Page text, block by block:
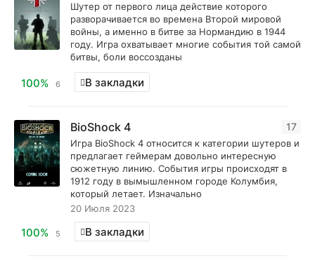
Шутер от первого лица действие которого
разворачивается во времена Второй мировой
войны, а именно в битве за Нормандию в 1944
году. Игра охватывает многие события той самой
битвы, боли воссозданы
100% 6 В закладки
17
BioShock 4
Игра BioShock 4 относится к категории шутеров и
предлагает геймерам довольно интересную
сюжетную линию. События игры происходят в
1912 году в вымышленном городе Колумбия,
который летает. Изначально
20 Июля 2023
100% 5 В закладки